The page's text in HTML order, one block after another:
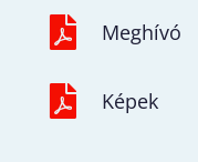
 Meghívó
 Képek